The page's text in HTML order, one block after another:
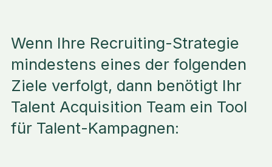
Wenn Ihre Recruiting-Strategie
mindestens eines der folgenden
Ziele verfolgt, dann benötigt Ihr
Talent Acquisition Team ein Tool
für Talent-Kampagnen: